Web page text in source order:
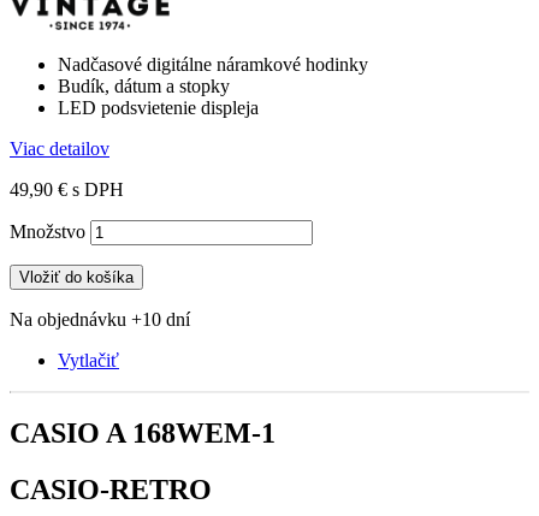
Nadčasové digitálne náramkové hodinky
Budík, dátum a stopky
LED podsvietenie displeja
Viac detailov
49,90 € s DPH
Množstvo
Vložiť do košíka
Na objednávku +10 dní
Vytlačiť
CASIO A 168WEM-1
CASIO-RETRO